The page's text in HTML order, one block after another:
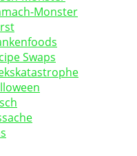
Monster
Swaps